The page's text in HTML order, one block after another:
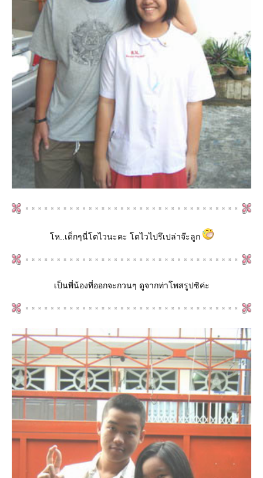
โห..เด็กๆนี่โตไวนะคะ โตไวไปรึเปล่าจ๊ะลูก
เป็นพี่น้องที่ออกจะกวนๆ ดูจากท่าโพสรูปซิค่ะ